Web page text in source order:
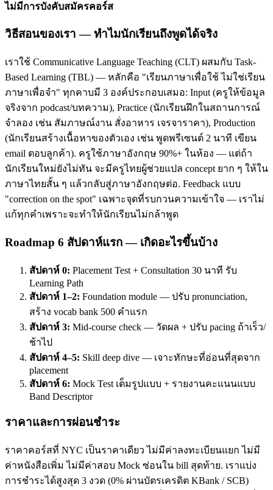
ไม่มีการบังคับสมัครคอร์ส
วิธีสอนของเรา — ทำไมนักเรียนถึงพูดได้จริง
เราใช้ Communicative Language Teaching (CLT) ผสมกับ Task-
Based Learning (TBL) — หลักคือ "เรียนภาษาเพื่อใช้ ไม่ใช่เรียน
ภาษาเพื่อจำ" ทุกคาบมี 3 องค์ประกอบเสมอ: Input (ครูให้ข้อมูล
จริงจาก podcast/บทความ), Practice (นักเรียนฝึกในสถานการณ์
จำลอง เช่น สัมภาษณ์งาน สั่งอาหาร เจรจาราคา), Production
(นักเรียนสร้างเนื้อหาของตัวเอง เช่น พูดพรีเซนต์ 2 นาที เขียน
email ตอบลูกค้า). ครูใช้ภาษาอังกฤษ 90%+ ในห้อง — แต่ถ้า
นักเรียนใหม่ยังไม่ทัน จะมีครูไทยผู้ช่วยแปล concept ยาก ๆ ให้ใน
ภาษาไทยสั้น ๆ แล้วกลับสู่ภาษาอังกฤษต่อ. Feedback แบบ
"correction on the spot" เฉพาะจุดที่รบกวนความเข้าใจ — เราไม่
แก้ทุกคำเพราะจะทำให้นักเรียนไม่กล้าพูด
Roadmap 6 สัปดาห์แรก — เกิดอะไรขึ้นบ้าง
สัปดาห์ 0: Placement Test + Consultation 30 นาที รับ
Learning Path
สัปดาห์ 1–2: Foundation module — ปรับ pronunciation,
สร้าง vocab bank 500 คำแรก
สัปดาห์ 3: Mid-course check — วัดผล + ปรับ pacing ถ้าเร็ว/
ช้าไป
สัปดาห์ 4–5: Skill deep dive — เจาะทักษะที่อ่อนที่สุดจาก
placement
สัปดาห์ 6: Mock Test เต็มรูปแบบ + รายงานคะแนนแบบ
Band Descriptor
ราคาและการผ่อนชำระ
ราคาคอร์สที่ NYC เป็นราคาเดียว ไม่มีค่าลงทะเบียนแยก ไม่มี
ค่าหนังสือเพิ่ม ไม่มีค่าสอบ Mock ซ่อนใน bill สุดท้าย. เราแบ่ง
การชำระได้สูงสุด 3 งวด (0% ผ่านบัตรเครดิต KBank / SCB)